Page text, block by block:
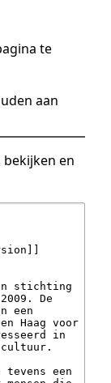
te
aan
en